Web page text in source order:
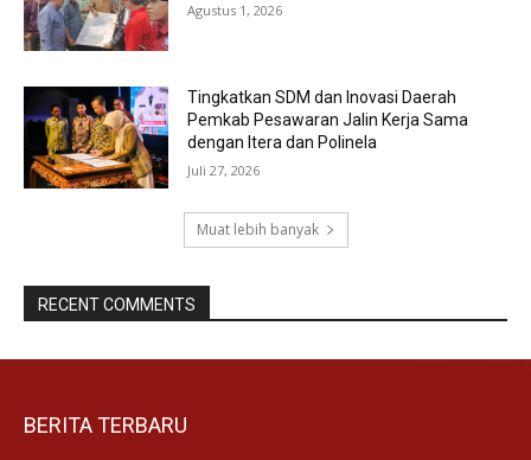
Agustus 1, 2026
Tingkatkan SDM dan Inovasi Daerah
Pemkab Pesawaran Jalin Kerja Sama
dengan Itera dan Polinela
Juli 27, 2026
Muat lebih banyak
RECENT COMMENTS
BERITA TERBARU